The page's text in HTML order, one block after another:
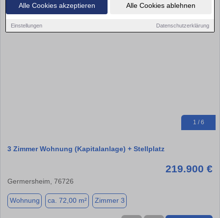
Alle Cookies akzeptieren Alle Cookies ablehnen
Einstellungen Datenschutzerklärung
1 / 6
3 Zimmer Wohnung (Kapitalanlage) + Stellplatz
219.900 €
Germersheim, 76726
Wohnung ca. 72,00 m² Zimmer 3